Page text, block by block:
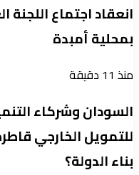
انعقاد اجتماع اللجنة
بمحلية أمبدة
منذ 11 دقيقة
السودان وشركاء
للتمويل الخارجي
بناء الدولة؟